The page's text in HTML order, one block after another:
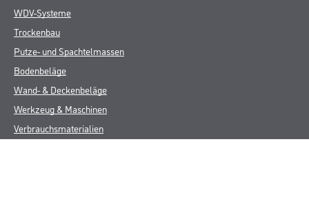
WDV-Systeme
Trockenbau
Putze- und Spachtelmassen
Bodenbeläge
Wand- & Deckenbeläge
Werkzeug & Maschinen
Verbrauchsmaterialien